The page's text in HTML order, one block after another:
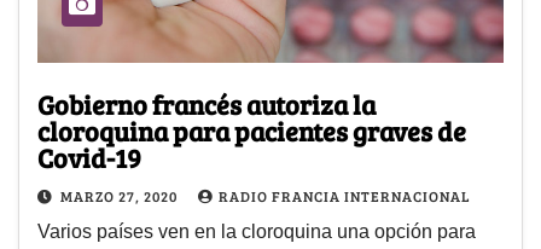
Gobierno francés autoriza la
cloroquina para pacientes graves de
Covid-19
MARZO 27, 2020 RADIO FRANCIA INTERNACIONAL
Varios países ven en la cloroquina una opción para